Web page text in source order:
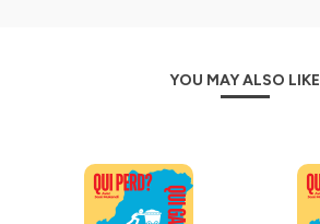
YOU MAY ALSO LIKE